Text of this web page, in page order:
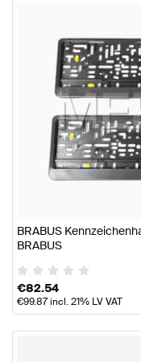
BRABUS
BRABUS
€82.54
€99.87incl. 21% LV VAT